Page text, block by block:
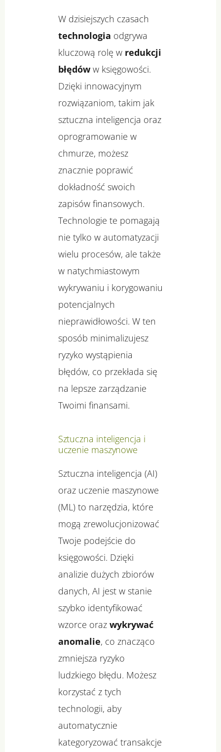
W dzisiejszych czasach
technologia odgrywa
kluczową rolę w redukcji
błędóww księgowości.
Dzięki innowacyjnym
rozwiązaniom, takim jak
sztuczna inteligencja oraz
oprogramowanie w
chmurze, możesz
znacznie poprawić
dokładność swoich
zapisów finansowych.
Technologie te pomagają
nie tylko w automatyzacji
wielu procesów, ale także
w natychmiastowym
wykrywaniu i korygowaniu
potencjalnych
nieprawidłowości. W ten
sposób minimalizujesz
ryzyko wystąpienia
błędów, co przekłada się
na lepsze zarządzanie
Twoimi finansami.
Sztuczna inteligencja i
uczenie maszynowe
Sztuczna inteligencja (AI)
oraz uczenie maszynowe
(ML) to narzędzia, które
mogą zrewolucjonizować
Twoje podejście do
księgowości. Dzięki
analizie dużych zbiorów
danych, AI jest w stanie
szybko identyfikować
wzorce oraz wykrywać
anomalie, co znacząco
zmniejsza ryzyko
ludzkiego błędu. Możesz
korzystać z tych
technologii, aby
automatycznie
kategoryzować transakcje